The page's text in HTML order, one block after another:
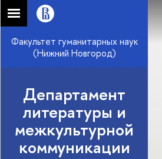
Факультет гуманитарных наук
(Нижний Новгород)
Департамент
литературы и
межкультурной
коммуникации